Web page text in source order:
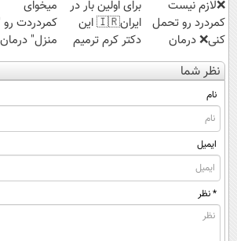
❌لازم نیست
کمردرد رو تحمل
کنی❌ درمان
بدون جراحی و
قرص
(پرسشنامه)
برای اولین بار در
ایران🇮🇷 این
دکتر کرم ترمیم
کننده 23 روزه
ساخت!
میخوای
کمردردت رو
منزل" درمان
کنی؟
نظر شما
نام
ایمیل
* نظر